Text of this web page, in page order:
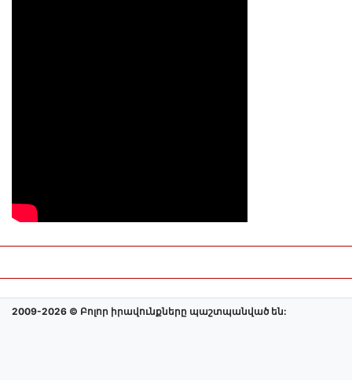
2009-2026 © Բոլոր իրավունքները պաշտպանված են: